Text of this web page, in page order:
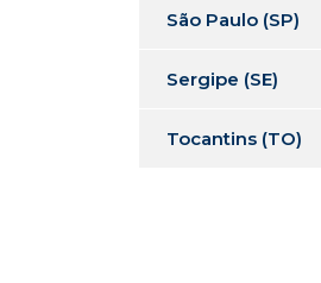
São Paulo (SP)
Sergipe (SE)
Tocantins (TO)